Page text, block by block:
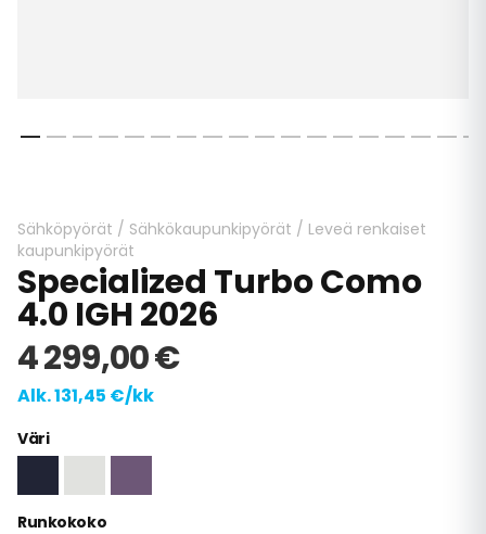
beginning
of
the
images
gallery
Sähköpyörät / Sähkökaupunkipyörät / Leveä renkaiset
kaupunkipyörät
Specialized Turbo Como
4.0 IGH 2026
4 299,00 €
Alk. 131,45 €/kk
Väri
Runkokoko